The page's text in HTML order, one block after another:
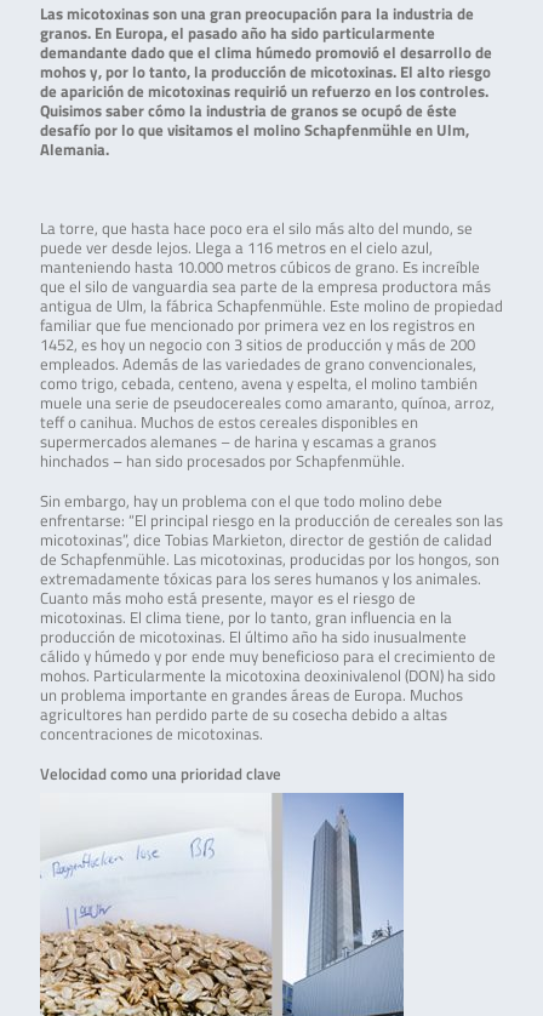
Las micotoxinas son una gran preocupación para la industria de
granos. En Europa, el pasado año ha sido particularmente
demandante dado que el clima húmedo promovió el desarrollo de
mohos y, por lo tanto, la producción de micotoxinas. El alto riesgo
de aparición de micotoxinas requirió un refuerzo en los controles.
Quisimos saber cómo la industria de granos se ocupó de éste
desafío por lo que visitamos el molino Schapfenmühle en Ulm,
Alemania.
La torre, que hasta hace poco era el silo más alto del mundo, se
puede ver desde lejos. Llega a 116 metros en el cielo azul,
manteniendo hasta 10.000 metros cúbicos de grano. Es increíble
que el silo de vanguardia sea parte de la empresa productora más
antigua de Ulm, la fábrica Schapfenmühle. Este molino de propiedad
familiar que fue mencionado por primera vez en los registros en
1452, es hoy un negocio con 3 sitios de producción y más de 200
empleados. Además de las variedades de grano convencionales,
como trigo, cebada, centeno, avena y espelta, el molino también
muele una serie de pseudocereales como amaranto, quínoa, arroz,
teff o canihua. Muchos de estos cereales disponibles en
supermercados alemanes – de harina y escamas a granos
hinchados – han sido procesados por Schapfenmühle.
Sin embargo, hay un problema con el que todo molino debe
enfrentarse: “El principal riesgo en la producción de cereales son las
micotoxinas”, dice Tobias Markieton, director de gestión de calidad
de Schapfenmühle. Las micotoxinas, producidas por los hongos, son
extremadamente tóxicas para los seres humanos y los animales.
Cuanto más moho está presente, mayor es el riesgo de
micotoxinas. El clima tiene, por lo tanto, gran influencia en la
producción de micotoxinas. El último año ha sido inusualmente
cálido y húmedo y por ende muy beneficioso para el crecimiento de
mohos. Particularmente la micotoxina deoxinivalenol (DON) ha sido
un problema importante en grandes áreas de Europa. Muchos
agricultores han perdido parte de su cosecha debido a altas
concentraciones de micotoxinas.
Velocidad como una prioridad clave